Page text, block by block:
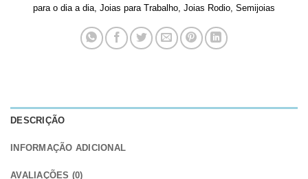
para o dia a dia Joias para Trabalho Joias Rodio Semijoias
DESCRIÇÃO
INFORMAÇÃO ADICIONAL
AVALIAÇÕES (0)